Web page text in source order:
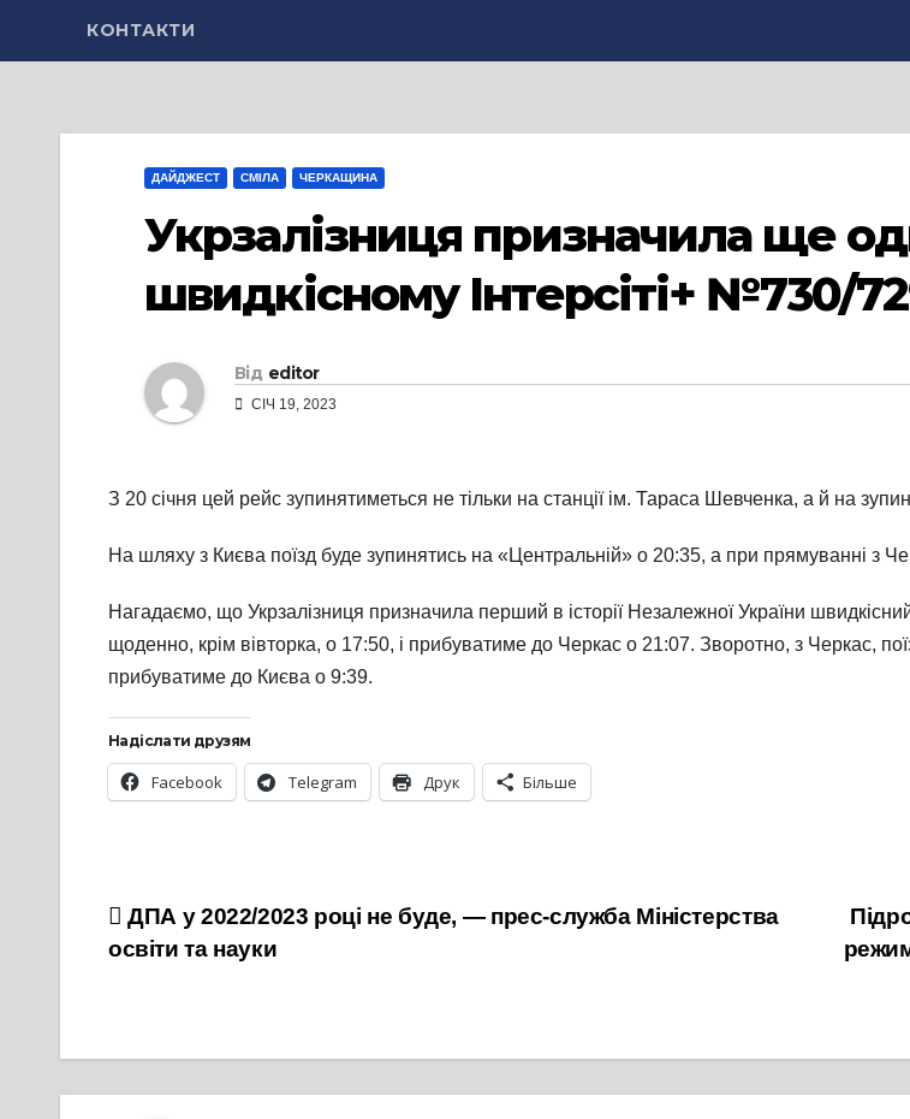
КОНТАКТИ
ДАЙДЖЕСТ СМІЛА ЧЕРКАЩИНА
Укрзалізниця призначила ще
швидкісному Інтерсіті+ №730/
Від editor
СІЧ 19, 2023
З 20 січня цей рейс зупинятиметься не тільки на станції ім. Тараса Шевченка, а й на
На шляху з Києва поїзд буде зупинятись на «Центральній» о 20:35, а при прямуванні з
Нагадаємо, що Укрзалізниця призначила перший в історії Незалежної України
щоденно, крім вівторка, о 17:50, і прибуватиме до Черкас о 21:07. Зворотно, з Черкас,
прибуватиме до Києва о 9:39.
Надіслати друзям
Facebook Telegram Друк Більше
Навігація
записів
ДПА у 2022/2023 році не буде, — прес-служба Міністерства
освіти та науки